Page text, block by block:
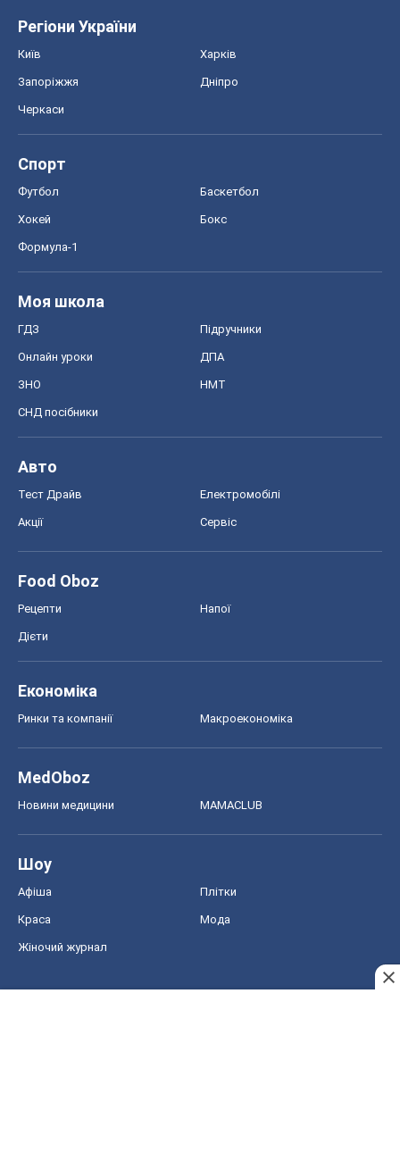
Регіони України
Київ Харків
Запоріжжя Дніпро
Черкаси
Спорт
Футбол Баскетбол
Хокей Бокс
Формула-1
Моя школа
ГДЗ Підручники
Онлайн уроки ДПА
ЗНО НМТ
СНД посібники
Авто
Тест Драйв Електромобілі
Акції Сервіс
Food Oboz
Рецепти Напої
Дієти
Економіка
Ринки та компанії Макроекономіка
MedOboz
Новини медицини MAMACLUB
Шоу
Афіша Плітки
Краса Мода
Жіночий журнал